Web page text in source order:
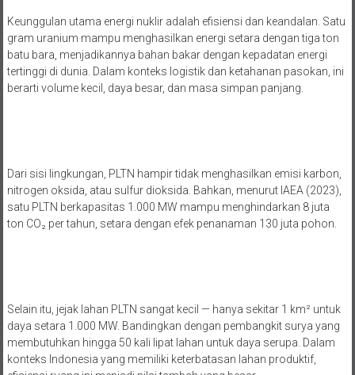
Keunggulan utama energi nuklir adalah efisiensi dan keandalan. Satu
gram uranium mampu menghasilkan energi setara dengan tiga ton
batu bara, menjadikannya bahan bakar dengan kepadatan energi
tertinggi di dunia. Dalam konteks logistik dan ketahanan pasokan, ini
berarti volume kecil, daya besar, dan masa simpan panjang.
Dari sisi lingkungan, PLTN hampir tidak menghasilkan emisi karbon,
nitrogen oksida, atau sulfur dioksida. Bahkan, menurut IAEA (2023),
satu PLTN berkapasitas 1.000 MW mampu menghindarkan 8 juta
ton CO₂ per tahun, setara dengan efek penanaman 130 juta pohon.
Selain itu, jejak lahan PLTN sangat kecil — hanya sekitar 1 km² untuk
daya setara 1.000 MW. Bandingkan dengan pembangkit surya yang
membutuhkan hingga 50 kali lipat lahan untuk daya serupa. Dalam
konteks Indonesia yang memiliki keterbatasan lahan produktif,